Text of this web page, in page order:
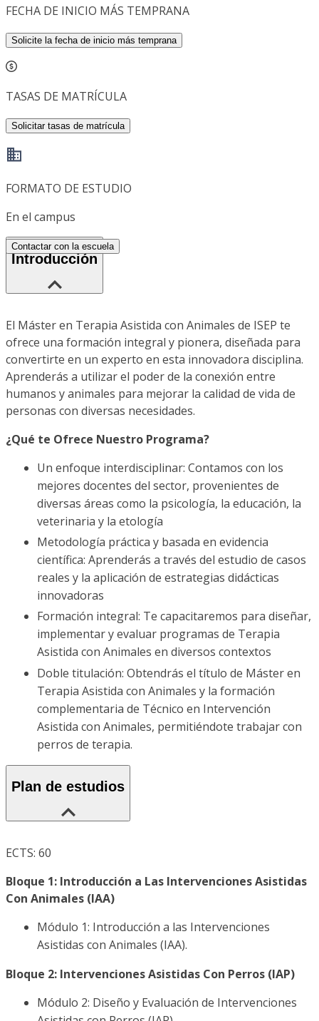
FECHA DE INICIO MÁS TEMPRANA
Solicite la fecha de inicio más temprana
TASAS DE MATRÍCULA
Solicitar tasas de matrícula
FORMATO DE ESTUDIO
En el campus
Contactar con la escuela
Introducción
El Máster en Terapia Asistida con Animales de ISEP te
ofrece una formación integral y pionera, diseñada para
convertirte en un experto en esta innovadora disciplina.
Aprenderás a utilizar el poder de la conexión entre
humanos y animales para mejorar la calidad de vida de
personas con diversas necesidades.
¿Qué te Ofrece Nuestro Programa?
Un enfoque interdisciplinar: Contamos con los
mejores docentes del sector, provenientes de
diversas áreas como la psicología, la educación, la
veterinaria y la etología
Metodología práctica y basada en evidencia
científica: Aprenderás a través del estudio de casos
reales y la aplicación de estrategias didácticas
innovadoras
Formación integral: Te capacitaremos para diseñar,
implementar y evaluar programas de Terapia
Asistida con Animales en diversos contextos
Doble titulación: Obtendrás el título de Máster en
Terapia Asistida con Animales y la formación
complementaria de Técnico en Intervención
Asistida con Animales, permitiéndote trabajar con
perros de terapia.
Plan de estudios
ECTS: 60
Bloque 1: Introducción a Las Intervenciones Asistidas
Con Animales (IAA)
Módulo 1: Introducción a las Intervenciones
Asistidas con Animales (IAA).
Bloque 2: Intervenciones Asistidas Con Perros (IAP)
Módulo 2: Diseño y Evaluación de Intervenciones